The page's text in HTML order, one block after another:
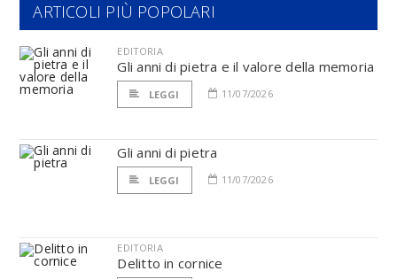
ARTICOLI PIÙ POPOLARI
EDITORIA
Gli anni di pietra e il valore della memoria
LEGGI 11/07/2026
Gli anni di pietra
LEGGI 11/07/2026
EDITORIA
Delitto in cornice